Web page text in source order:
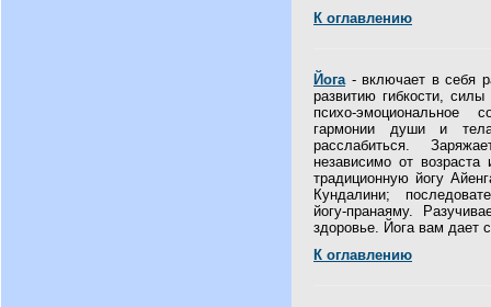
К оглавлению
Йога- включает в себя
развитию гибкости,
психо-эмоциональное
гармонии души и
расслабиться.
независимо от
традиционную йогу
Кундалини;
йогу-пранаяму.
здоровье. Йога вам дает
К оглавлению